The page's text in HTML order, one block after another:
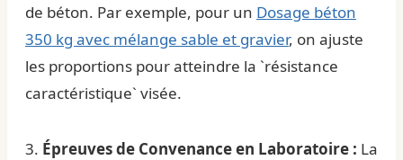
de béton. Par exemple, pour un Dosage béton
350 kg avec mélange sable et gravier, on ajuste
les proportions pour atteindre la `résistance
caractéristique` visée.
3. Épreuves de Convenance en Laboratoire : La